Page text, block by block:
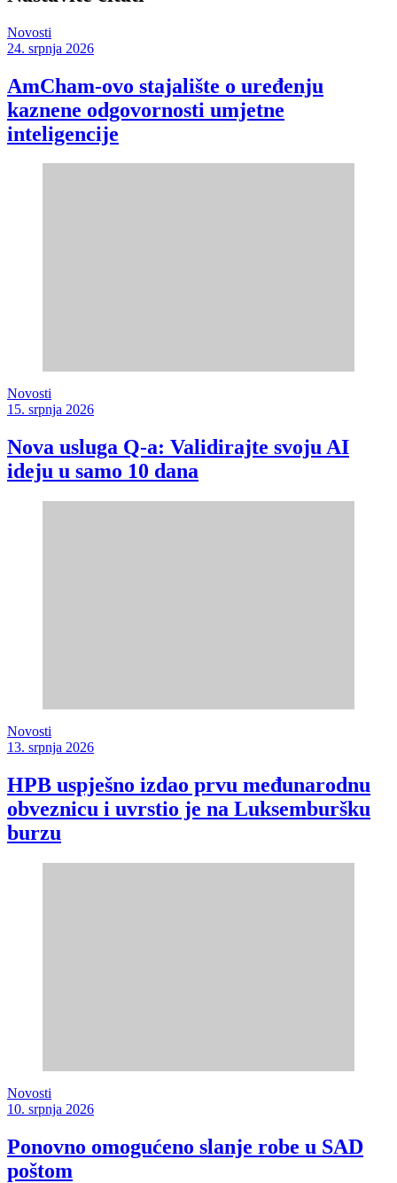
Novosti
24. srpnja 2026
AmCham-ovo stajalište o uređenju
kaznene odgovornosti umjetne
inteligencije
Novosti
15. srpnja 2026
Nova usluga Q-a: Validirajte svoju AI
ideju u samo 10 dana
Novosti
13. srpnja 2026
HPB uspješno izdao prvu međunarodnu
obveznicu i uvrstio je na Luksemburšku
burzu
Novosti
10. srpnja 2026
Ponovno omogućeno slanje robe u SAD
poštom